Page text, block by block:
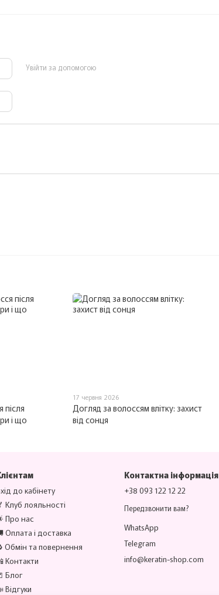
Увійти за допомогою
після
і що
17 червня 2026
Догляд за волоссям влітку: захист
від сонця
до кабінету
Клуб лояльності
Про нас
Оплата і доставка
Обмін та повернення
Контакти
Блог
Відгуки
Контактна інформація
+38 093 122 12 22
Передзвонити вам?
WhatsApp
Telegram
info@keratin-shop.com